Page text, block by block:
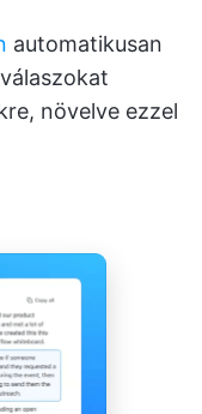
automatikusan
növelve ezzel